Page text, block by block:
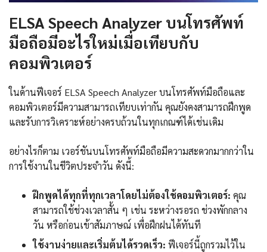
ELSA Speech Analyzer บนโทรศัพท์
มือถือมีอะไรใหม่เมื่อเทียบกับ
คอมพิวเตอร์
ในด้านฟีเจอร์ ELSA Speech Analyzer บนโทรศัพท์มือถือและ
คอมพิวเตอร์มีความสามารถเทียบเท่ากัน คุณยังคงสามารถฝึกพูด
และรับการวิเคราะห์อย่างครบถ้วนในทุกเกณฑ์ได้เช่นเดิม
อย่างไรก็ตาม เวอร์ชันบนโทรศัพท์มือถือมีความสะดวกมากกว่าใน
การใช้งานในชีวิตประจำวัน ดังนี้:
ฝึกพูดได้ทุกที่ทุกเวลาโดยไม่ต้องใช้คอมพิวเตอร์: คุณ
สามารถใช้ช่วงเวลาสั้น ๆ เช่น ระหว่างรอรถ ช่วงพักกลาง
วัน หรือก่อนเข้าสัมภาษณ์ เพื่อฝึกฝนได้ทันที
ใช้งานง่ายและเริ่มต้นได้รวดเร็ว: ฟีเจอร์นี้ถูกรวมไว้ใน